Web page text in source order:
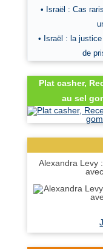
• Israël : Cas
• Israël : la
de
Plat casher,
au sel
Alexandra Levy